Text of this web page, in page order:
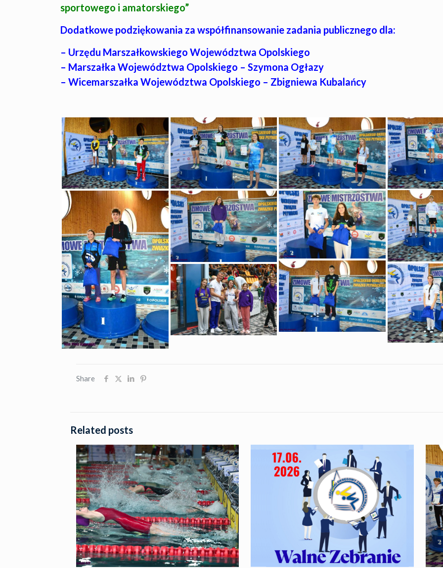
sportowego i amatorskiego”
Dodatkowe podziękowania za współfinansowanie zadania publicznego dla:
– Urzędu Marszałkowskiego Województwa Opolskiego
– Marszałka Województwa Opolskiego – Szymona Ogłazy
– Wicemarszałka Województwa Opolskiego – Zbigniewa Kubalańcy
Share
Related posts